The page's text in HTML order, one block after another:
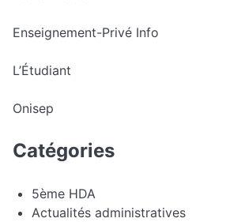
Enseignement-Privé Info
L’Étudiant
Onisep
Catégories
5ème HDA
Actualités administratives